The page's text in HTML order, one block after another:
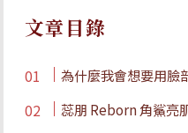
文章目錄
為什麼我會想要用臉
蕊朋 Reborn 角鯊亮